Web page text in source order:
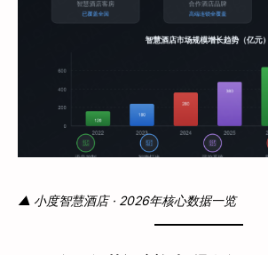
▲ 小度智慧酒店 · 2026年核心数据一览